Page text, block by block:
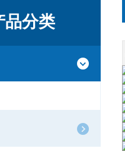
品分类